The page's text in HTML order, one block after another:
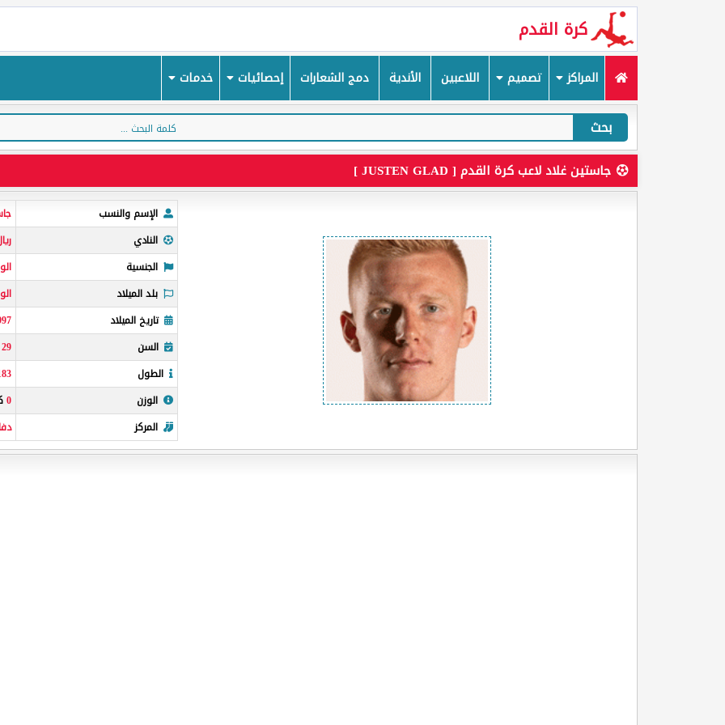
كرة القدم
المراكز تصميم اللاعبين الأندية دمج الشعارات إحصائيات خدمات
بحث
جاستين غلاد لاعب كرة القدم [ JUSTEN GLAD ]
الإسم والنسب
النادي
الجنسية
بلد الميلاد
تاريخ الميلاد
السن
29
الطول
الوزن
0
المركز